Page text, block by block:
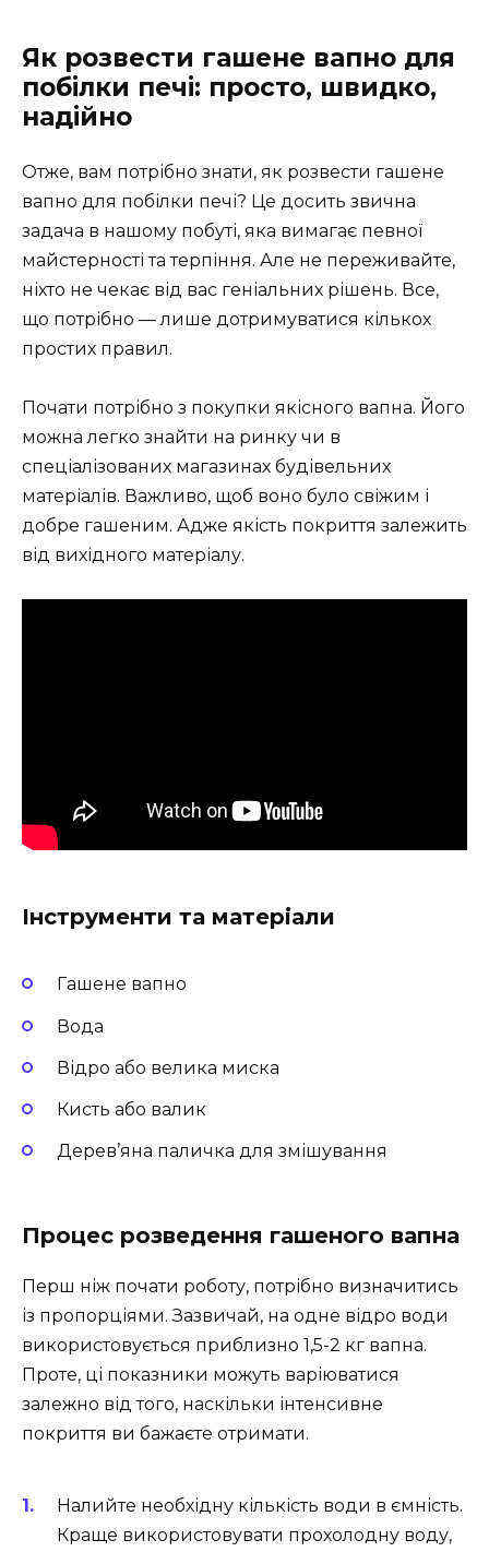
Як розвести гашене вапно для
побілки печі: просто, швидко,
надійно
Отже, вам потрібно знати, як розвести гашене
вапно для побілки печі? Це досить звична
задача в нашому побуті, яка вимагає певної
майстерності та терпіння. Але не переживайте,
ніхто не чекає від вас геніальних рішень. Все,
що потрібно — лише дотримуватися кількох
простих правил.
Почати потрібно з покупки якісного вапна. Його
можна легко знайти на ринку чи в
спеціалізованих магазинах будівельних
матеріалів. Важливо, щоб воно було свіжим і
добре гашеним. Адже якість покриття залежить
від вихідного матеріалу.
Інструменти та матеріали
Гашене вапно
Вода
Відро або велика миска
Кисть або валик
Дерев’яна паличка для змішування
Процес розведення гашеного вапна
Перш ніж почати роботу, потрібно визначитись
із пропорціями. Зазвичай, на одне відро води
використовується приблизно 1,5-2 кг вапна.
Проте, ці показники можуть варіюватися
залежно від того, наскільки інтенсивне
покриття ви бажаєте отримати.
Налийте необхідну кількість води в ємність.
Краще використовувати прохолодну воду,